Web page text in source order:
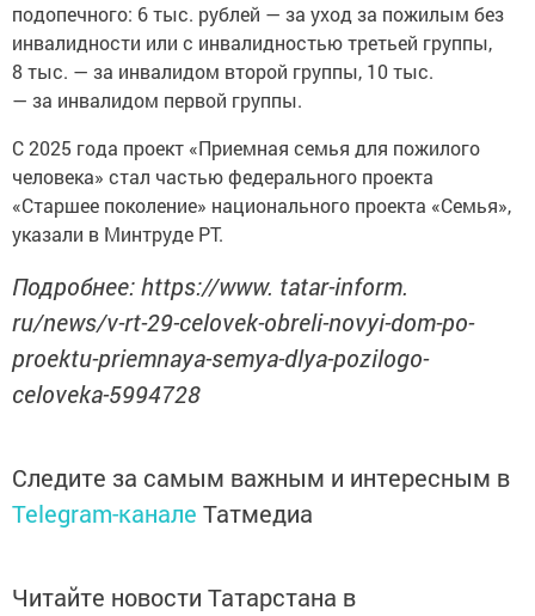
подопечного: 6 тыс. рублей — за уход за пожилым без
инвалидности или с инвалидностью третьей группы,
8 тыс. — за инвалидом второй группы, 10 тыс.
— за инвалидом первой группы.
С 2025 года проект «Приемная семья для пожилого
человека» стал частью федерального проекта
«Старшее поколение» национального проекта «Семья»,
указали в Минтруде РТ.
Подробнее: https://www. tatar-inform.
ru/news/v-rt-29-celovek-obreli-novyi-dom-po-
proektu-priemnaya-semya-dlya-pozilogo-
celoveka-5994728
Следите за самым важным и интересным в
Telegram-канале Татмедиа
Читайте новости Татарстана в